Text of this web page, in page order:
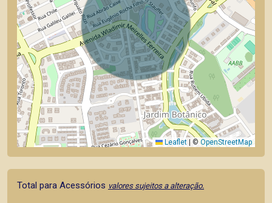
Leaflet | ©OpenStreetMap
Total para Acessórios valores sujeitos a alteração.